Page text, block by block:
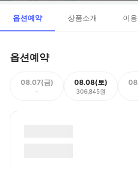
옵션예약 상품소개 이
옵션예약
08.07(금)
-
08.08(토)
306,845원